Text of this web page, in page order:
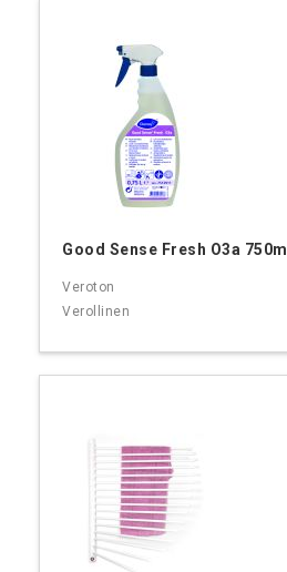
Good Sense Fresh O3a 750ml